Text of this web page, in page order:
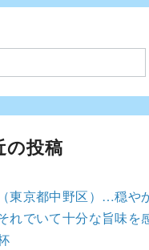
の投稿
東京都中野区）…穏や
れでいて十分な旨味を